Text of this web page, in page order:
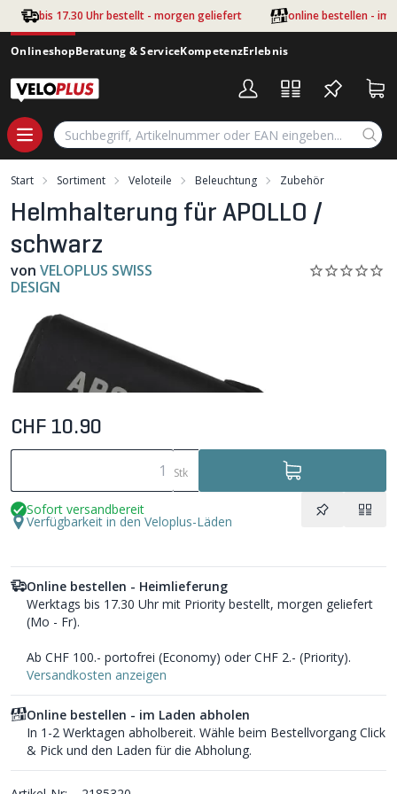
Zum Hauptinhalt springen
bis 17.30 Uhr bestellt - morgen geliefert online bestellen - im
OnlineshopBeratung & ServiceKompetenzErlebnis
Start Sortiment Veloteile Beleuchtung Zubehör
Helmhalterung für APOLLO /
schwarz
von VELOPLUS SWISS
DESIGN
CHF 10.90
Stk
Sofort versandbereit
Verfügbarkeit in den Veloplus-Läden
Online bestellen - Heimlieferung
Werktags bis 17.30 Uhr mit Priority bestellt, morgen geliefert
(Mo - Fr).
Ab CHF 100.- portofrei (Economy) oder CHF 2.- (Priority).
Versandkosten anzeigen
Online bestellen - im Laden abholen
In 1-2 Werktagen abholbereit. Wähle beim Bestellvorgang Click
& Pick und den Laden für die Abholung.